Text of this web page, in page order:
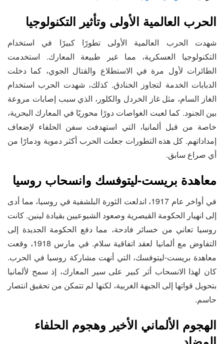
الحرب العالمية الأولى وتأثير التكنولوجيا
شهدت الحرب العالمية الأولى تطورًا كبيرًا في استخدام
التكنولوجيا العسكرية، مما غير طبيعة المعارك. استخدمت
الطائرات لأول مرة في الاستطلاع والقتال الجوي، كما دخلت
الدبابات الخدمة لتجاوز الخنادق. كذلك، شهدت الحرب استخدام
الغاز السام، مثل غاز الخردل والكلور، الذي سبب إصابات مروعة
بين الجنود. كما لعبت الغواصات دورًا محوريًا في المعارك البحرية،
خاصة من قبل ألمانيا، التي استهدفت سفن الحلفاء لإضعاف
إمداداتهم. كل هذه التطورات جعلت الحرب أكثر دموية ودمارًا من
أي صراع سابق.
معاهدة بريست-ليتوفسك وانسحاب روسيا
في أواخر عام 1917، اندلعت الثورة البلشفية في روسيا، مما أدى
إلى انهيار الحكومة القيصرية وصعود الشيوعيين بقيادة لينين. كانت
روسيا تعاني من خسائر فادحة، مما دفع الحكومة الجديدة إلى
التفاوض مع ألمانيا لعقد اتفاقية سلام. في مارس 1918، وقعت
معاهدة بريست-ليتوفسك، التي أنهت مشاركة روسيا في الحرب.
كان لهذا الانسحاب أثر كبير على سير المعارك، إذ سمح لألمانيا
بتحويل قواتها إلى الجبهة الغربية، لكنها لم تتمكن من تحقيق انتصار
حاسم.
الهجوم الألماني الأخير وهجوم الحلفاء